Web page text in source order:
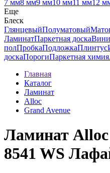
7 мм8 мм9 мм10 мм11 мм12
Еще
Блеск
ГлянцевыйПолуматовый
ЛаминатПаркетная доска
полПробкаПодложкаПлинтус
доскаПорогиПаркетная химия
Главная
Каталог
Ламинат
Alloc
Grand Avenue
Ламинат
8541 WS